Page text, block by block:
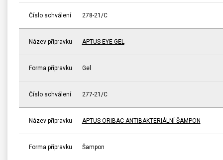
Číslo schválení 278-21/C
Název přípravku APTUS EYE GEL
Forma přípravku Gel
Číslo schválení 277-21/C
Název přípravku APTUS ORIBAC ANTIBAKTERIÁLNÍ ŠAMPON
Forma přípravku Šampon